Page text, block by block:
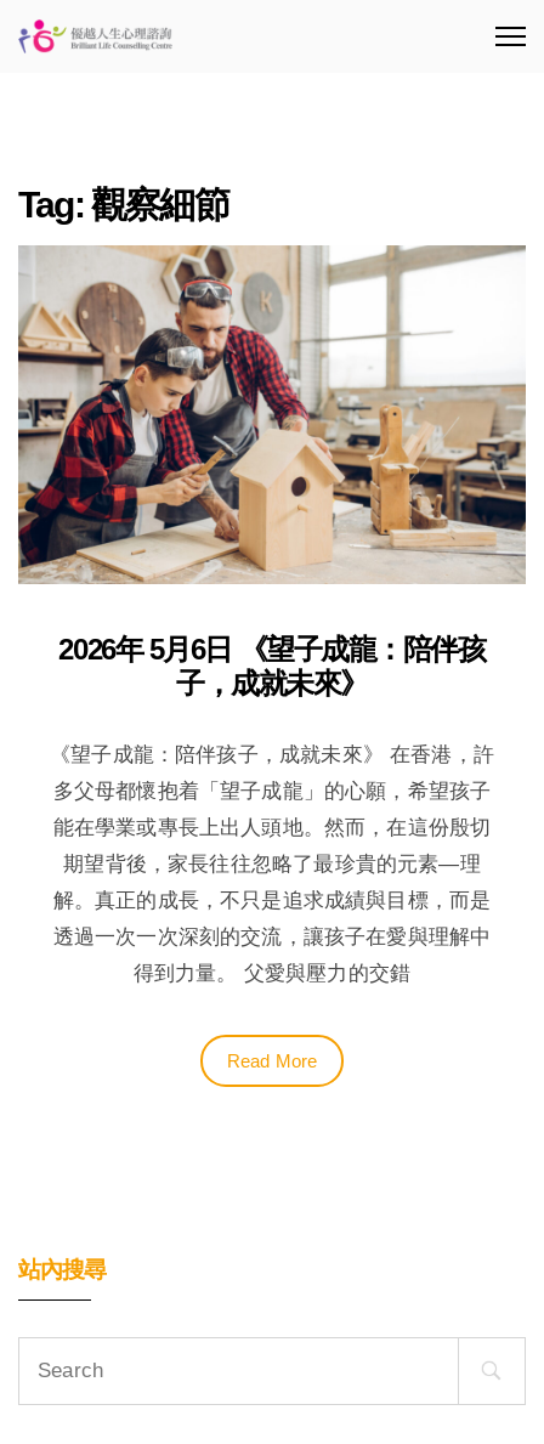
Tag:觀察細節
2026年 5月6日 《望子成龍：陪伴孩
子，成就未來》
《望子成龍：陪伴孩子，成就未來》 在香港，許
多父母都懷抱着「望子成龍」的心願，希望孩子
能在學業或專長上出人頭地。然而，在這份殷切
期望背後，家長往往忽略了最珍貴的元素—理
解。真正的成長，不只是追求成績與目標，而是
透過一次一次深刻的交流，讓孩子在愛與理解中
得到力量。 父愛與壓力的交錯
Read More
站內搜尋